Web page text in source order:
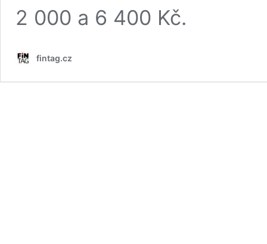
2 000 a 6 400 Kč.
fintag.cz